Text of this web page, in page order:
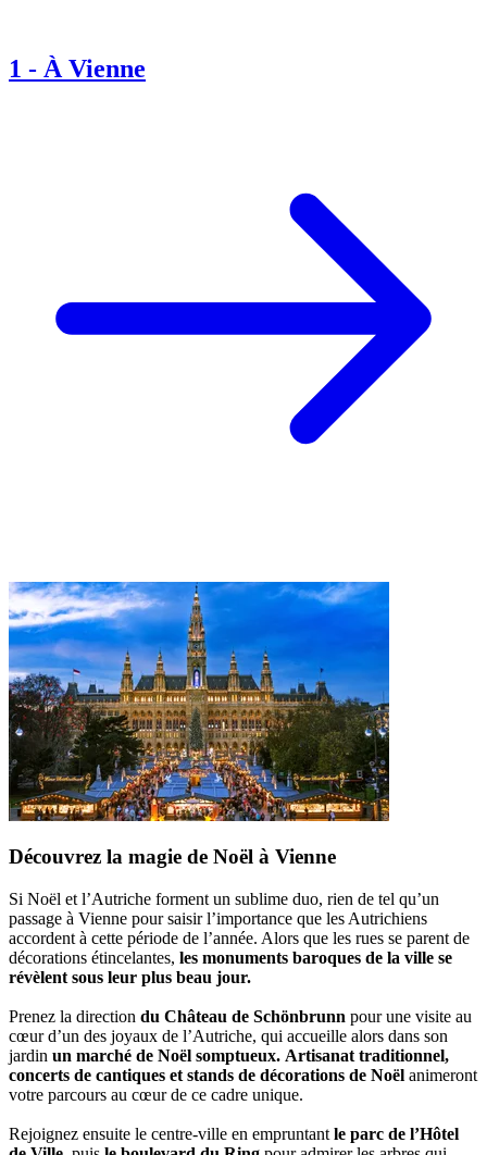
1 - À Vienne
Découvrez la magie de Noël à Vienne
Si Noël et l’Autriche forment un sublime duo, rien de tel qu’un
passage à Vienne pour saisir l’importance que les Autrichiens
accordent à cette période de l’année. Alors que les rues se parent de
décorations étincelantes, les monuments baroques de la ville se
révèlent sous leur plus beau jour.
Prenez la direction du Château de Schönbrunn pour une visite au
cœur d’un des joyaux de l’Autriche, qui accueille alors dans son
jardin un marché de Noël somptueux. Artisanat traditionnel,
concerts de cantiques et stands de décorations de Noël animeront
votre parcours au cœur de ce cadre unique.
Rejoignez ensuite le centre-ville en empruntant le parc de l’Hôtel